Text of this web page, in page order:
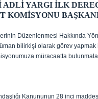
YARGI İLK
KOMİSYONU
Düzenlenmesi Hakkında
bilirkişi olarak görev
müracaatta
Kanununun 28 inci